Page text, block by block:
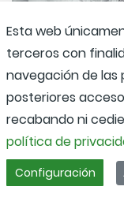
El palacio
residencia
Esta web
terceros con
navegación de las
posteriores
recabando ni
política de
Configuración